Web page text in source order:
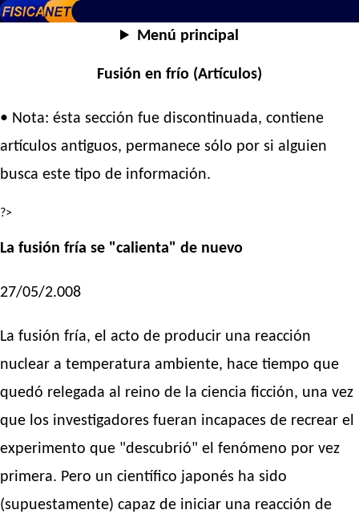
Menú principal
Fusión en frío (Artículos)
• Nota: ésta sección fue discontinuada, contiene
artículos antiguos, permanece sólo por si alguien
busca este tipo de información.
?>
La fusión fría se "calienta" de nuevo
27/05/2.008
La fusión fría, el acto de producir una reacción
nuclear a temperatura ambiente, hace tiempo que
quedó relegada al reino de la ciencia ficción, una vez
que los investigadores fueran incapaces de recrear el
experimento que "descubrió" el fenómeno por vez
primera. Pero un científico japonés ha sido
(supuestamente) capaz de iniciar una reacción de